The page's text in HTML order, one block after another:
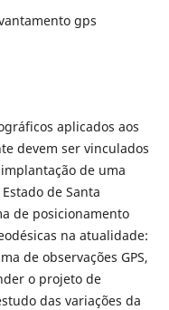
gps
aplicados aos
devem ser vinculados
de uma
de Santa
de posicionamento
na atualidade:
de observações GPS,
o projeto de
das variações da